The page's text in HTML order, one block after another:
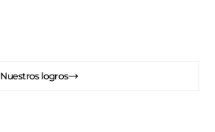
Nuestros logros